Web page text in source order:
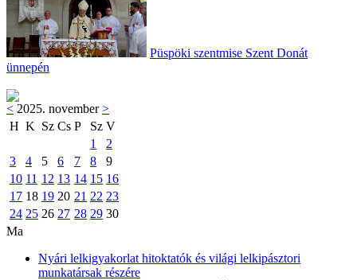
Püspöki szentmise Szent Donát
ünnepén
< 2025. november>
H K Sz Cs P Sz V
1
2
3
4 5 6 7 8
9
10 11 12 13 14 15 16
17 18 19 20 21 22 23
24 25 26 27 28 29 30
Ma
Nyári lelkigyakorlat hitoktatók és világi lelkipásztori
munkatársak részére